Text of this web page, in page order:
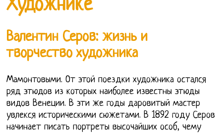
Художнике
Валентин Серов: жизнь и
творчество художника
Мамонтовыми. От этой поездки художника остался
ряд этюдов из которых наиболее известны этюды
видов Венеции. В эти же годы даровитый мастер
увлекся историческими сюжетами. В 1892 году Серов
начинает писать портреты высочайших особ, чему